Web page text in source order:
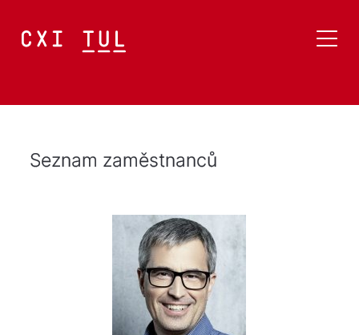
Seznam zaměstnanců